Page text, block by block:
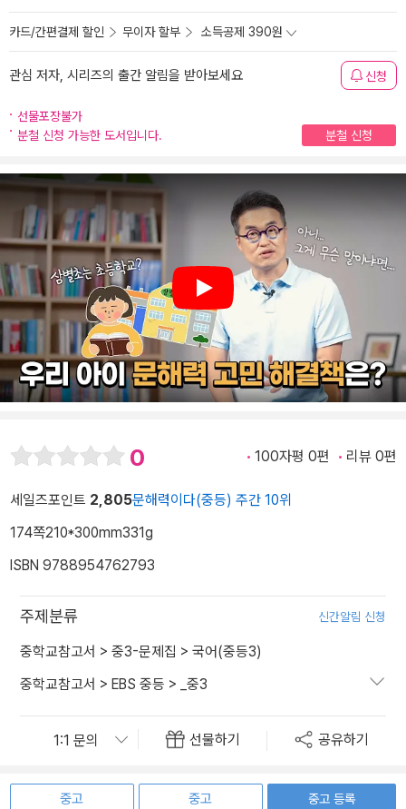
카드/간편결제 할인 무이자 할부 소득공제 390원
관심 저자, 시리즈의 출간 알림을 받아보세요 신청
선물포장불가
분철 신청 가능한 도서입니다.
분철 신청
Play
0 100자평 0편 리뷰 0편
세일즈포인트 2,805문해력이다(중등) 주간 10위
174쪽210*300mm331g
ISBN 9788954762793
주제분류 신간알림 신청
중학교참고서 > 중3-문제집 > 국어(중등3)
중학교참고서 > EBS 중등 > _중3
선물하기 공유하기
중고
중고
중고 등록